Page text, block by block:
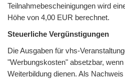
Teilnahmebescheinigungen wird
Höhe von 4,00 EUR berechnet.
Steuerliche Vergünstigungen
Die Ausgaben für vhs-
"Werbungskosten" absetzbar,
Weiterbildung dienen. Als